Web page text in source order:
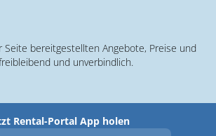
Seite bereitgestellten Angebote, Preise und
und unverbindlich.
Rental-Portal App holen